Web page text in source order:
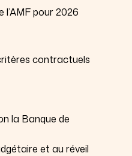
pour 2026
contractuels
la Banque de
et au réveil